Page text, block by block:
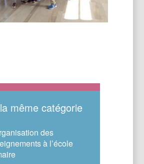
même catégorie
des
à l’école